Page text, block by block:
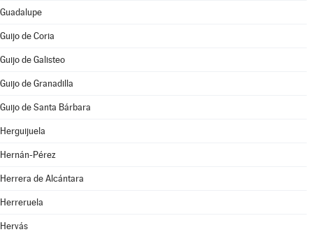
Guadalupe
Guijo de Coria
Guijo de Galisteo
Guijo de Granadilla
Guijo de Santa Bárbara
Herguijuela
Hernán-Pérez
Herrera de Alcántara
Herreruela
Hervás